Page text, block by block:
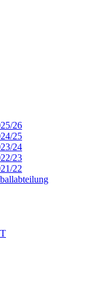
26
25
24
23
22